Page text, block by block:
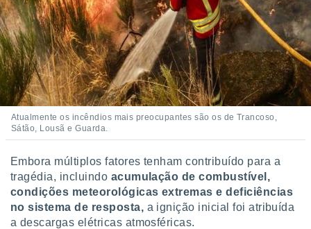
Atualmente os incêndios mais preocupantes são os de Trancoso,
Sátão, Lousã e Guarda.
Embora múltiplos fatores tenham contribuído para a
tragédia, incluindo acumulação de combustível,
condições meteorológicas extremas e deficiências
no sistema de resposta, a ignição inicial foi atribuída
a descargas elétricas atmosféricas.